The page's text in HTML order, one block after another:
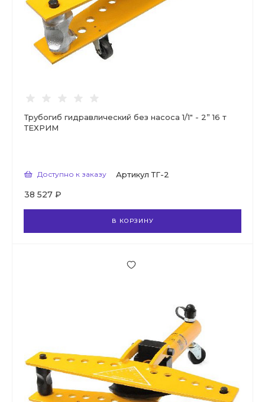
Трубогиб гидравлический без насоса 1/1" - 2” 16 т
ТЕХРИМ
Доступно к заказу Артикул ТГ-2
38 527 ₽
В КОРЗИНУ